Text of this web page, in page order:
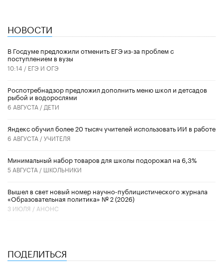
НОВОСТИ
В Госдуме предложили отменить ЕГЭ из-за проблем с
поступлением в вузы
10:14 / ЕГЭ И ОГЭ
Роспотребнадзор предложил дополнить меню школ и детсадов
рыбой и водорослями
6 АВГУСТА / ДЕТИ
​Яндекс обучил более 20 тысяч учителей использовать ИИ в работе
6 АВГУСТА /УЧИТЕЛЯ
Минимальный набор товаров для школы подорожал на 6,3%
5 АВГУСТА / ШКОЛЬНИКИ
Вышел в свет новый номер научно-публицистического журнала
«Образовательная политика» № 2 (2026)
3 ИЮЛЯ / АНОНС
ПОДЕЛИТЬСЯ